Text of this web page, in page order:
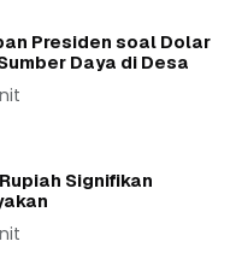
Presiden soal Dolar
Daya di Desa
Signifikan